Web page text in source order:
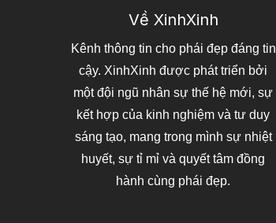
Về XinhXinh
Kênh thông tin cho phái đẹp đáng tin
cậy. XinhXinh được phát triển bởi
một đội ngũ nhân sự thế hệ mới, sự
kết hợp của kinh nghiệm và tư duy
sáng tạo, mang trong mình sự nhiệt
huyết, sự tỉ mỉ và quyết tâm đồng
hành cùng phái đẹp.